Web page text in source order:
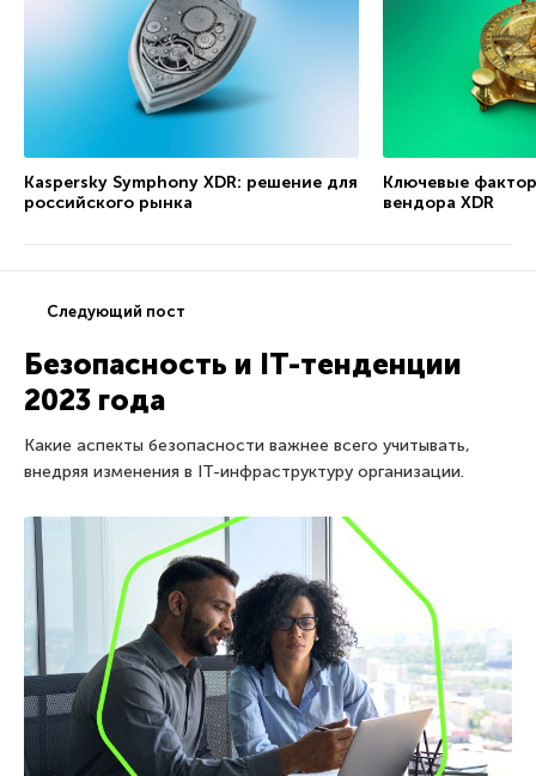
Kaspersky Symphony XDR: решение для
российского рынка
Ключевые
вендора XDR
Следующий пост
Безопасность и IT-тенденции
2023 года
Какие аспекты безопасности важнее всего учитывать,
внедряя изменения в IT-инфраструктуру организации.